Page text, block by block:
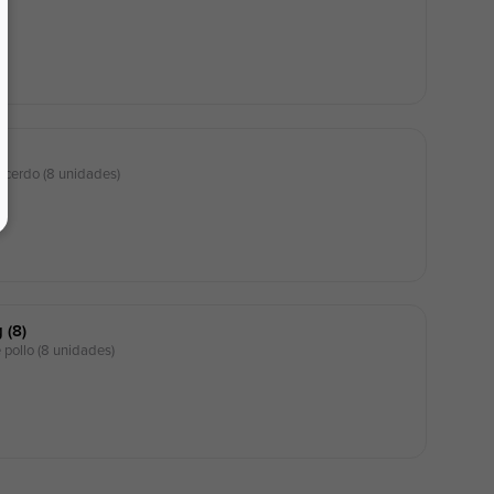
cerdo (8 unidades)
(8)
(8 unidades)